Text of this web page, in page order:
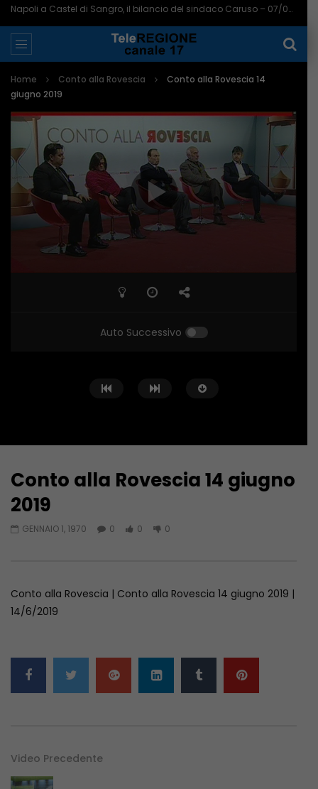
Napoli a Castel di Sangro, il bilancio del sindaco Caruso – 07/08/2026
Home Conto alla Rovescia
Conto alla Rovescia 14
giugno 2019
Auto Successivo
Guarda Dopo
02:02:04
Conto alla Rovescia – 26/06/2026
01:36:12
Conto alla Rovescia 14 giugno
2019
GENNAIO 1, 1970 0 0 0
Conto alla Rovescia | Conto alla Rovescia 14 giugno 2019 |
14/6/2019
Video Precedente